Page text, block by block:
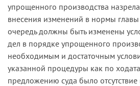
упрощенного производства
внесения изменений в нормы
очередь должны быть изменены
дел в порядке упрощенного
необходимым и достаточным
указанной процедуры как по
предложению суда было